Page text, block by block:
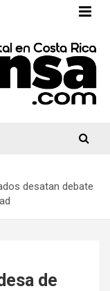
desatan debate
de